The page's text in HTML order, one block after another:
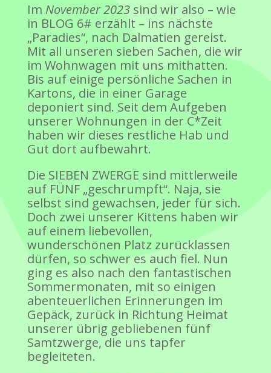
Im November 2023sind wir also – wie
in BLOG 6# erzählt – ins nächste
„Paradies“, nach Dalmatien gereist.
Mit all unseren sieben Sachen, die wir
im Wohnwagen mit uns mithatten.
Bis auf einige persönliche Sachen in
Kartons, die in einer Garage
deponiert sind. Seit dem Aufgeben
unserer Wohnungen in der C*Zeit
haben wir dieses restliche Hab und
Gut dort aufbewahrt.
Die SIEBEN ZWERGE sind mittlerweile
auf FÜNF „geschrumpft“. Naja, sie
selbst sind gewachsen, jeder für sich.
Doch zwei unserer Kittens haben wir
auf einem liebevollen,
wunderschönen Platz zurücklassen
dürfen, so schwer es auch fiel. Nun
ging es also nach den fantastischen
Sommermonaten, mit so einigen
abenteuerlichen Erinnerungen im
Gepäck, zurück in Richtung Heimat
unserer übrig gebliebenen fünf
Samtzwerge, die uns tapfer
begleiteten.